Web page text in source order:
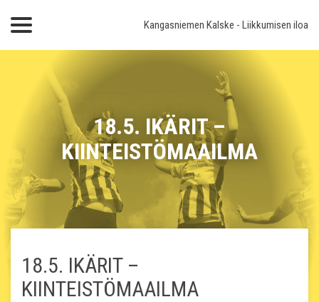
Kangasniemen Kalske - Liikkumisen iloa
18.5. IKÄRIT –
KIINTEISTÖMAAILMA
18.5. IKÄRIT –
KIINTEISTÖMAAILMA